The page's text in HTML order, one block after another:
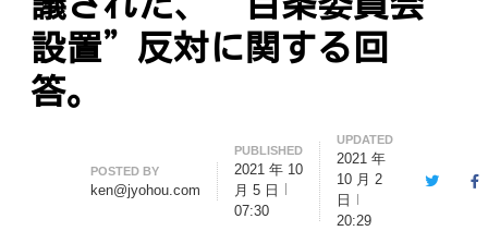
設置”反対に関する回
答。
Author
POSTED BY
ken@jyohou.com
PUBLISHED
2021 年 10
月 5 日
07:30
UPDATED
2021 年
10 月 2
日
20:29
Twitter